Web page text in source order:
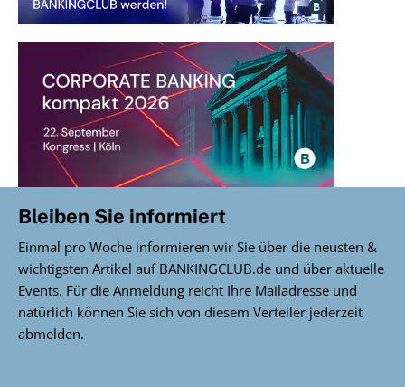
Bleiben Sie informiert
Einmal pro Woche informieren wir Sie über die neusten &
wichtigsten Artikel auf BANKINGCLUB.de und über aktuelle
Events. Für die Anmeldung reicht Ihre Mailadresse und
natürlich können Sie sich von diesem Verteiler jederzeit
abmelden.